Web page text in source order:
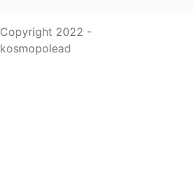
Copyright 2022 -
kosmopolead